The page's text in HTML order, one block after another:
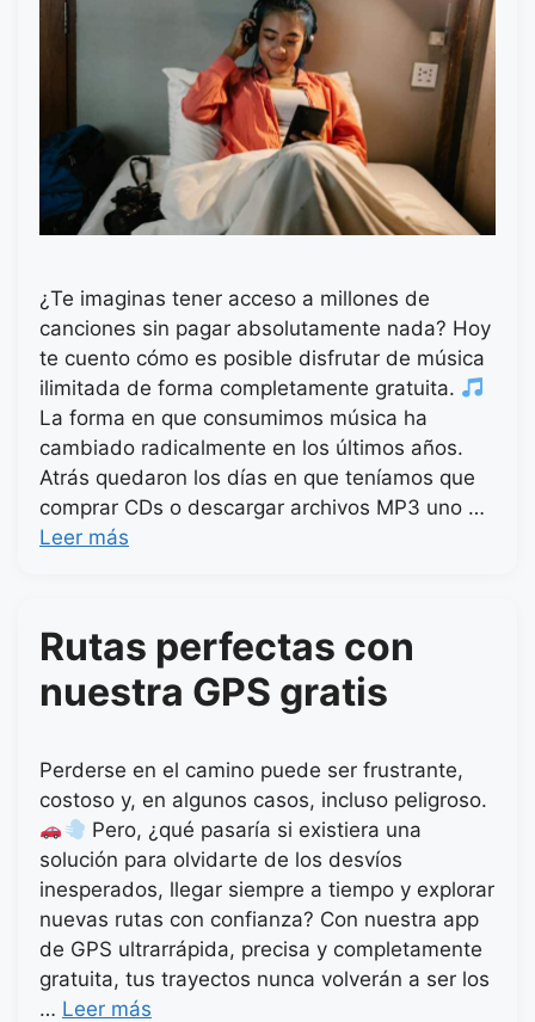
¿Te imaginas tener acceso a millones de
canciones sin pagar absolutamente nada? Hoy
te cuento cómo es posible disfrutar de música
ilimitada de forma completamente gratuita.
La forma en que consumimos música ha
cambiado radicalmente en los últimos años.
Atrás quedaron los días en que teníamos que
comprar CDs o descargar archivos MP3 uno …
Leer más
Rutas perfectas con
nuestra GPS gratis
Perderse en el camino puede ser frustrante,
costoso y, en algunos casos, incluso peligroso.
Pero, ¿qué pasaría si existiera una
solución para olvidarte de los desvíos
inesperados, llegar siempre a tiempo y explorar
nuevas rutas con confianza? Con nuestra app
de GPS ultrarrápida, precisa y completamente
gratuita, tus trayectos nunca volverán a ser los
… Leer más